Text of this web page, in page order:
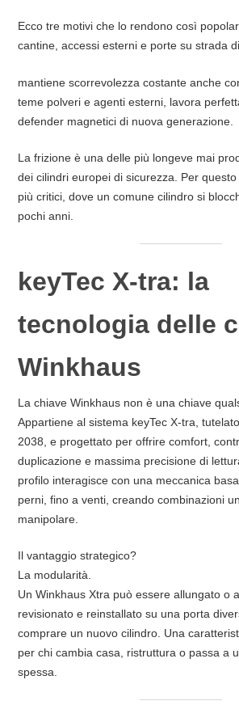
Ecco tre motivi che lo rendono così
cantine, accessi esterni e porte su strada
mantiene scorrevolezza costante anche
teme polveri e agenti esterni, lavora
defender magnetici di nuova generazione.
La frizione è una delle più longeve mai
dei cilindri europei di sicurezza. Per
più critici, dove un comune cilindro si
pochi anni.
keyTec X-tra: la
tecnologia delle
Winkhaus
La chiave Winkhaus non è una chiave
Appartiene al sistema keyTec X-tra,
2038, e progettato per offrire comfort,
duplicazione e massima precisione di
profilo interagisce con una meccanica
perni, fino a venti, creando combinazioni
manipolare.
Il vantaggio strategico?
La modularità.
Un Winkhaus Xtra può essere allungato o
revisionato e reinstallato su una porta
comprare un nuovo cilindro. Una
per chi cambia casa, ristruttura o passa a
spessa.